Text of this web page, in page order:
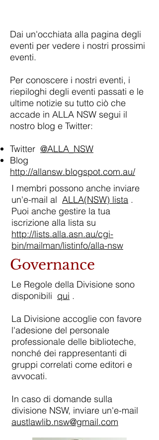
Dai un'occhiata alla pagina degli
eventi per vedere i nostri prossimi
eventi.
Per conoscere i nostri eventi, i
riepiloghi degli eventi passati e le
ultime notizie su tutto ciò che
accade in ALLA NSW segui il
nostro blog e Twitter:
Twitter @ALLA_NSW
Blog
http://allansw.blogspot.com.au/
I membri possono anche inviare
un'e-mail al ALLA(NSW) lista .
Puoi anche gestire la tua
iscrizione alla lista su
http://lists.alla.asn.au/cgi-
bin/mailman/listinfo/alla-nsw
Governance
Le Regole della Divisione sono
disponibili qui .
La Divisione accoglie con favore
l'adesione del personale
professionale delle biblioteche,
nonché dei rappresentanti di
gruppi correlati come editori e
avvocati.
In caso di domande sulla
divisione NSW, inviare un'e-mail
austlawlib.nsw@gmail.com